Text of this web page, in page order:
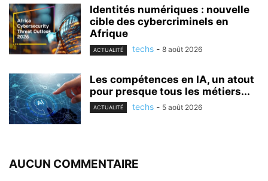
Identités numériques : nouvelle
cible des cybercriminels en
Afrique
ACTUALITÉ techs - 8 août 2026
Les compétences en IA, un atout
pour presque tous les métiers...
ACTUALITÉ techs - 5 août 2026
AUCUN COMMENTAIRE